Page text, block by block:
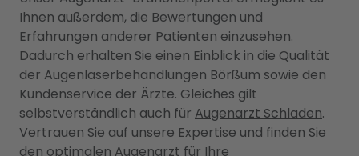
Ihnen außerdem, die Bewertungen und
Erfahrungen anderer Patienten einzusehen.
Dadurch erhalten Sie einen Einblick in die Qualität
der Augenlaserbehandlungen Börßum sowie den
Kundenservice der Ärzte. Gleiches gilt
selbstverständlich auch für Augenarzt Schladen.
Vertrauen Sie auf unsere Expertise und finden Sie
den optimalen Augenarzt für Ihre